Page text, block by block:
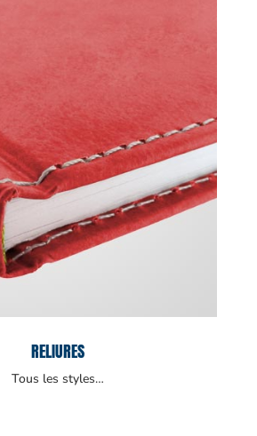
RELIURES
Tous les styles…